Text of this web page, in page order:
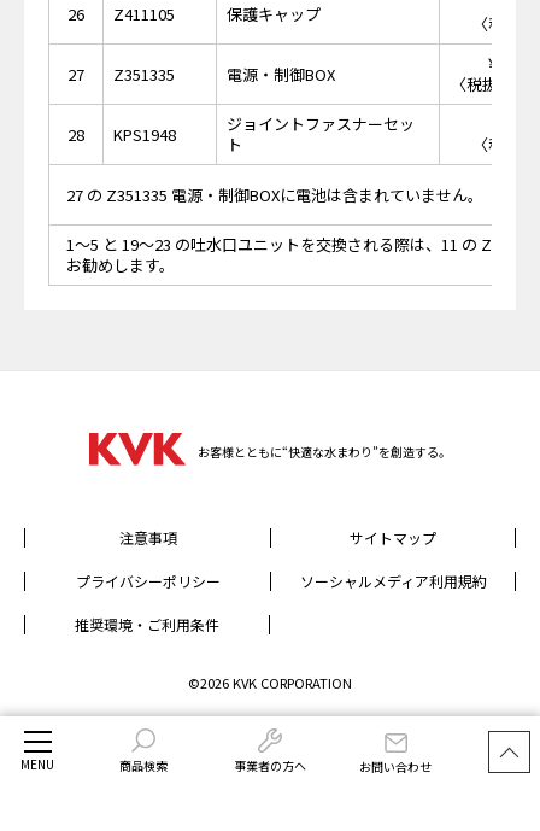
MENU 商品検索 事業者の方へ お問い合わせ
26 Z411105 保護キャップ
〈税抜
27 Z351335 電源・制御BOX
￥
〈税抜価格
28 KPS1948
ジョイントファスナーセッ
ト
〈税抜
27 の Z351335 電源・制御BOXに電池は含まれていません。
1～5 と 19～23 の吐水口ユニットを交換される際は、11 の
お勧めします。
お客様とともに“快適な水まわり”を創造する。
注意事項 サイトマップ
プライバシーポリシー ソーシャルメディア利用規約
推奨環境・ご利用条件
©2026 KVK CORPORATION